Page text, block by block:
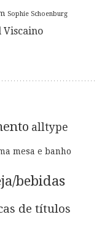
Sophie Schoenburg
alltype
mesa e banho
bebidas
de títulos